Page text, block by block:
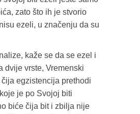
zato što ih je stvorio
ezeli, u značenju da su
kaže se da se ezel i
dvije vrste, Vremenski
egzistencija prethodi
je po Svojoj biti
biće čija bit i zbilja nije